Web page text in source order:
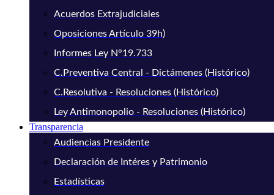
Acuerdos Extrajudiciales
Oposiciones Artículo 39h)
Informes Ley N°19.733
C.Preventiva Central - Dictámenes (Histórico)
C.Resolutiva - Resoluciones (Histórico)
Ley Antimonopolio - Resoluciones (Histórico)
Transparencia
Audiencias Presidente
Declaración de Intéres y Patrimonio
Estadísticas